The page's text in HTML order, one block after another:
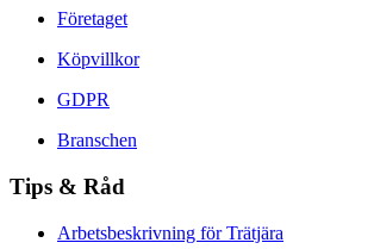
Företaget
Köpvillkor
GDPR
Branschen
Tips & Råd
Arbetsbeskrivning för Trätjära